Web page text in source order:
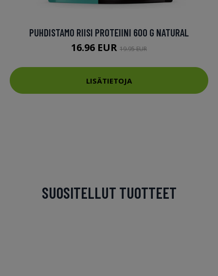
PUHDISTAMO RIISI PROTEIINI 600 G NATURAL
16.96 EUR 19.95 EUR
LISÄTIETOJA
SUOSITELLUT TUOTTEET